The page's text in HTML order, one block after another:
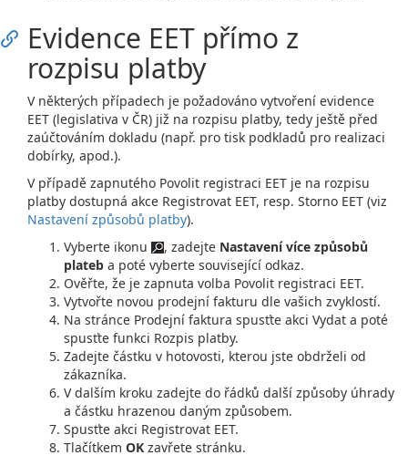
Evidence EET přímo z
rozpisu platby
V některých případech je požadováno vytvoření evidence
EET (legislativa v ČR) již na rozpisu platby, tedy ještě před
zaúčtováním dokladu (např. pro tisk podkladů pro realizaci
dobírky, apod.).
V případě zapnutého Povolit registraci EET je na rozpisu
platby dostupná akce Registrovat EET, resp. Storno EET (viz
Nastavení způsobů platby).
Vyberte ikonu
, zadejte Nastavení více způsobů
plateb a poté vyberte související odkaz.
Ověřte, že je zapnuta volba Povolit registraci EET.
Vytvořte novou prodejní fakturu dle vašich zvyklostí.
Na stránce Prodejní faktura spusťte akci Vydat a poté
spusťte funkci Rozpis platby.
Zadejte částku v hotovosti, kterou jste obdrželi od
zákazníka.
V dalším kroku zadejte do řádků další způsoby úhrady
a částku hrazenou daným způsobem.
Spusťte akci Registrovat EET.
Tlačítkem OK zavřete stránku.